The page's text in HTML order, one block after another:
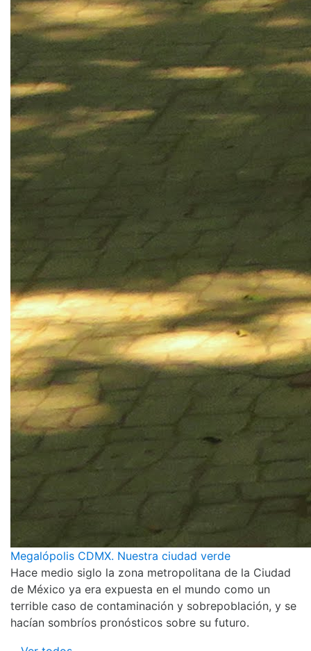
Megalópolis CDMX. Nuestra ciudad verde
Hace medio siglo la zona metropolitana de la Ciudad
de México ya era expuesta en el mundo como un
terrible caso de contaminación y sobrepoblación, y se
hacían sombríos pronósticos sobre su futuro.